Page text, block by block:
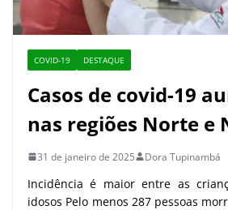
COVID-19 DESTAQUE
Casos de covid-19
nas regiões Norte e
31 de janeiro de 2025 Dora Tupinambá
Incidência é maior entre as
idosos Pelo menos 287 pessoas